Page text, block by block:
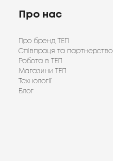
Про нас
Про бренд ТЕП
Співпраця та партнерство
Робота в ТЕП
Магазини ТЕП
Технології
Блог